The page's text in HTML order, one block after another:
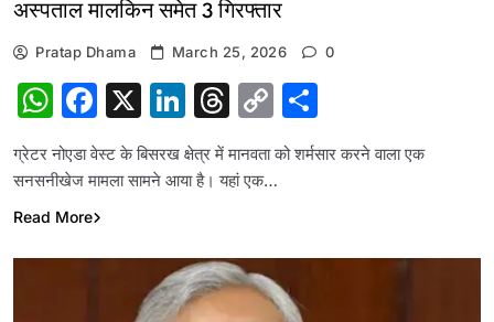
अस्पताल मालकिन समेत 3 गिरफ्तार
Pratap Dhama March 25, 2026 0
WhatsApp
Facebook
X LinkedIn
Threads
Copy
Link
ग्रेटर नोएडा वेस्ट के बिसरख क्षेत्र में मानवता को शर्मसार करने वाला एक
सनसनीखेज मामला सामने आया है। यहां एक…
Read More